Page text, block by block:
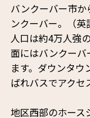
バンクーバー市
ンクーバー。（
人口は約4万人強
面にはバンクー
ます。ダウンタ
ばれバスでアクセ
地区西部のホース